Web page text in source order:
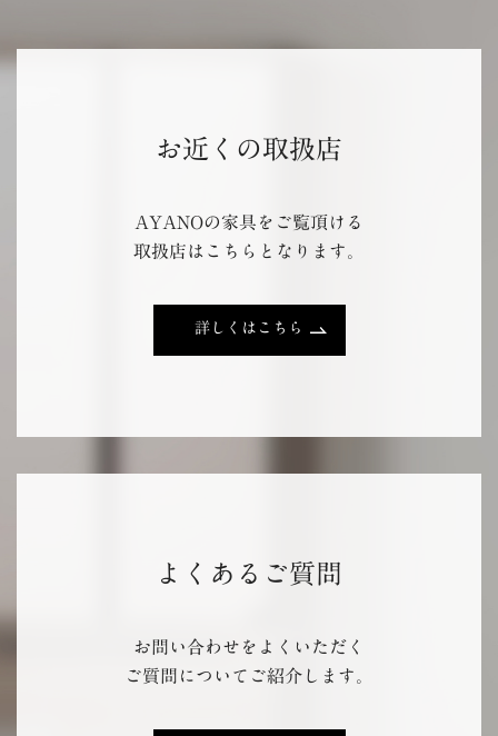
お近くの取扱店
AYANOの家具をご覧頂ける
取扱店はこちらとなります。
詳しくはこちら
よくあるご質問
お問い合わせをよくいただく
ご質問についてご紹介します。